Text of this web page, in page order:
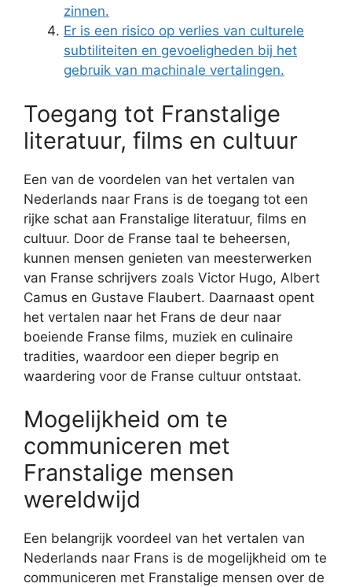
zinnen.
Er is een risico op verlies van culturele
subtiliteiten en gevoeligheden bij het
gebruik van machinale vertalingen.
Toegang tot Franstalige
literatuur, films en cultuur
Een van de voordelen van het vertalen van
Nederlands naar Frans is de toegang tot een
rijke schat aan Franstalige literatuur, films en
cultuur. Door de Franse taal te beheersen,
kunnen mensen genieten van meesterwerken
van Franse schrijvers zoals Victor Hugo, Albert
Camus en Gustave Flaubert. Daarnaast opent
het vertalen naar het Frans de deur naar
boeiende Franse films, muziek en culinaire
tradities, waardoor een dieper begrip en
waardering voor de Franse cultuur ontstaat.
Mogelijkheid om te
communiceren met
Franstalige mensen
wereldwijd
Een belangrijk voordeel van het vertalen van
Nederlands naar Frans is de mogelijkheid om te
communiceren met Franstalige mensen over de